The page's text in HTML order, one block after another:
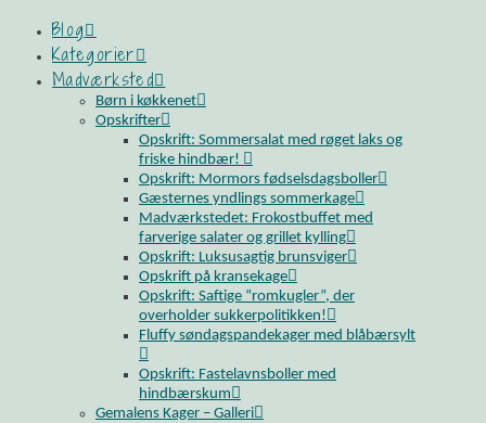
Blog
Kategorier
Madværksted
Børn i køkkenet
Opskrifter
Opskrift: Sommersalat med røget laks og
friske hindbær!
Opskrift: Mormors fødselsdagsboller
Gæsternes yndlings sommerkage
Madværkstedet: Frokostbuffet med
farverige salater og grillet kylling
Opskrift: Luksusagtig brunsviger
Opskrift på kransekage
Opskrift: Saftige “romkugler”, der
overholder sukkerpolitikken!
Fluffy søndagspandekager med blåbærsylt
Opskrift: Fastelavnsboller med
hindbærskum
Gemalens Kager – Galleri